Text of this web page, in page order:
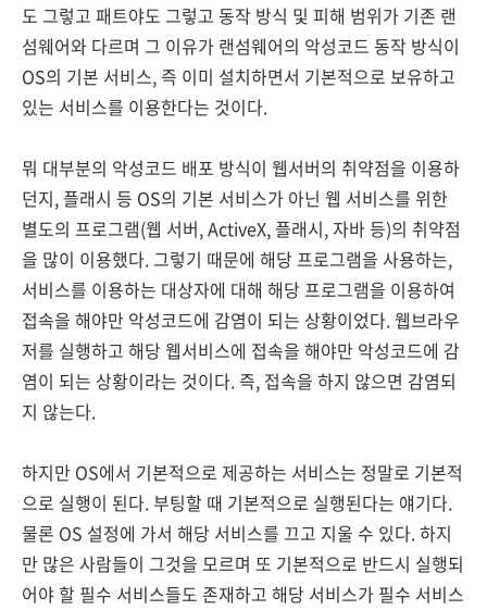
도 그렇고 패트야도 그렇고 동작 방식 및 피해 범위가 기존 랜
섬웨어와 다르며 그 이유가 랜섬웨어의 악성코드 동작 방식이
OS의 기본 서비스, 즉 이미 설치하면서 기본적으로 보유하고
있는 서비스를 이용한다는 것이다.
뭐 대부분의 악성코드 배포 방식이 웹서버의 취약점을 이용하
던지, 플래시 등 OS의 기본 서비스가 아닌 웹 서비스를 위한
별도의 프로그램(웹 서버, ActiveX, 플래시, 자바 등)의 취약점
을 많이 이용했다. 그렇기 때문에 해당 프로그램을 사용하는,
서비스를 이용하는 대상자에 대해 해당 프로그램을 이용하여
접속을 해야만 악성코드에 감염이 되는 상황이었다. 웹브라우
저를 실행하고 해당 웹서비스에 접속을 해야만 악성코드에 감
염이 되는 상황이라는 것이다. 즉, 접속을 하지 않으면 감염되
지 않는다.
하지만 OS에서 기본적으로 제공하는 서비스는 정말로 기본적
으로 실행이 된다. 부팅할 때 기본적으로 실행된다는 얘기다.
물론 OS 설정에 가서 해당 서비스를 끄고 지울 수 있다. 하지
만 많은 사람들이 그것을 모르며 또 기본적으로 반드시 실행되
어야 할 필수 서비스들도 존재하고 해당 서비스가 필수 서비스